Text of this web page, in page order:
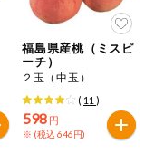
大豆
やまいも
福島県産桃（ミスピ
ーチ）
２玉（中玉）
( 11 )
598 円
※ (税込 646円)